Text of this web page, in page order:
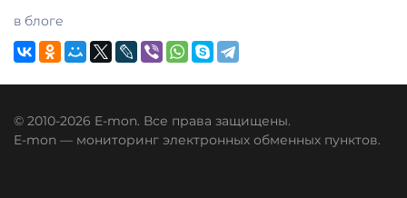
в блоге
© 2010-2026 E-mon. Все права защищены.
E-mon — мониторинг электронных обменных пунктов.